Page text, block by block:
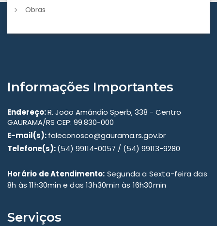
Obras
Informações Importantes
Endereço:R. João Amândio Sperb, 338 - Centro
GAURAMA/RS CEP: 99.830-000
E-mail(s):faleconosco@gaurama.rs.gov.br
Telefone(s):(54) 99114-0057 / (54) 99113-9280
Horário de Atendimento: Segunda a Sexta-feira das
8h às 11h30min e das 13h30min às 16h30min
Serviços